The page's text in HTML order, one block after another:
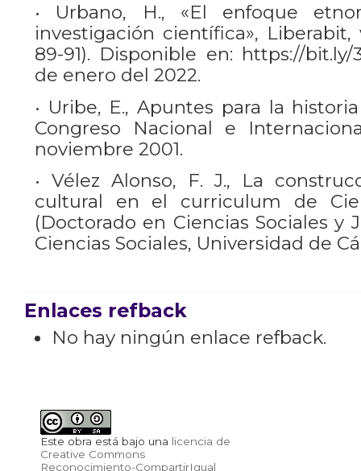
• Urbano, H., «El enfoque
investigación científica», Liberabit,
89-91). Disponible en: https://bit.ly/
de enero del 2022.
• Uribe, E., Apuntes para la
Congreso Nacional e
noviembre 2001.
• Vélez Alonso, F. J., La
cultural en el curriculum de
(Doctorado en Ciencias Sociales y
Ciencias Sociales, Universidad de
Enlaces refback
No hay ningún enlace refback.
Este obra está bajo una licencia de
Creative Commons
Reconocimiento-CompartirIgual